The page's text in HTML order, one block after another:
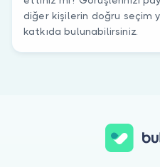
diğer kişilerin doğru seçim
katkıda bulunabilirsiniz.